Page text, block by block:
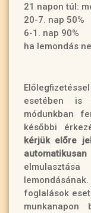
21 napon túl:
20-7. nap 50%
6-1. nap 90%
ha lemondás
esetében
módunkban
későbbi
kérjük előre
foglalások
munkanapon